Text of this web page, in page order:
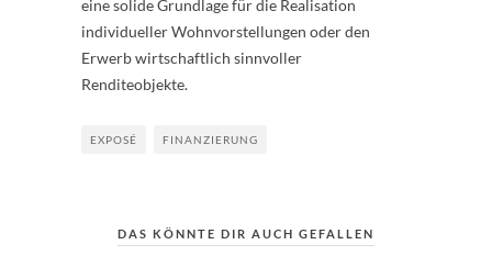
eine solide Grundlage für die Realisation
individueller Wohnvorstellungen oder den
Erwerb wirtschaftlich sinnvoller
Renditeobjekte.
EXPOSÉ FINANZIERUNG
DAS KÖNNTE DIR AUCH GEFALLEN